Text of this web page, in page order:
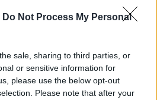
Do Not Process My Personal
sale, sharing to third parties, or
or sensitive information for
please use the below opt-out
Please note that after your
1995) – dzejniece, kuru laikabiedri
un melno dziņu atklājēju, burvi,
200) – ārsts, kurš kļuva par
nometnē. Uzvarējis